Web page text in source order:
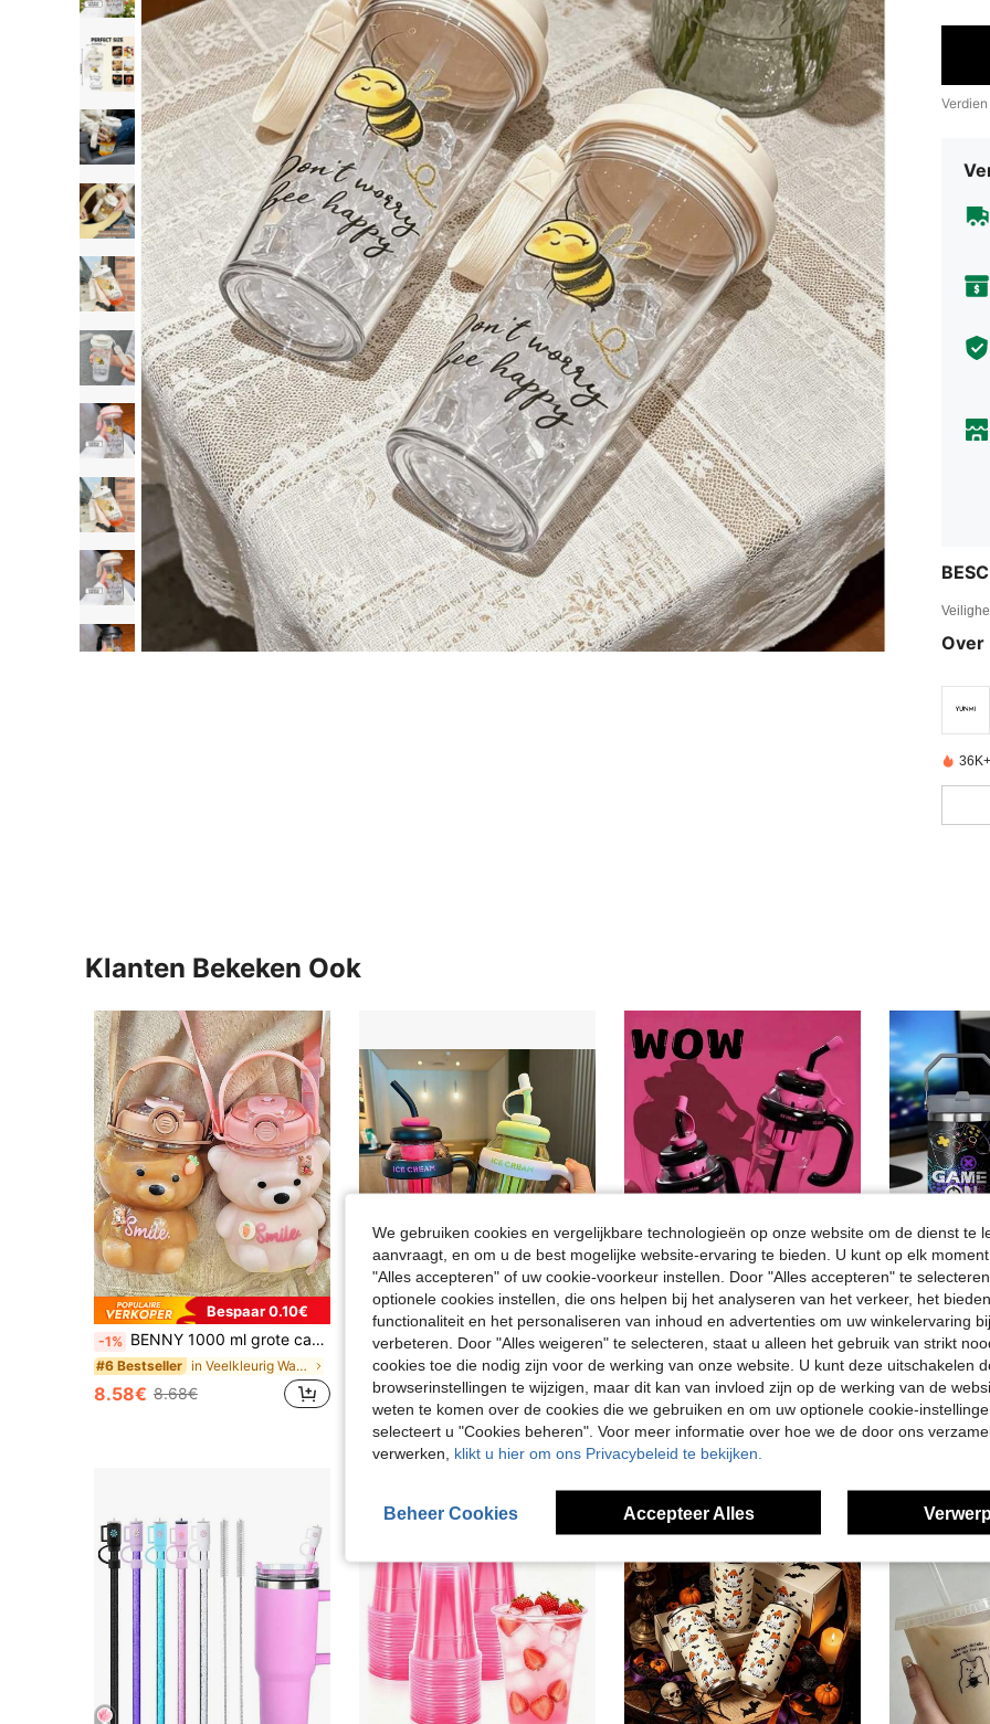
Over
Klanten Bekeken Ook
Bespaar 0.10€
-1% BENNY 1000 ml grote capaciteit rietjeswaterfles, schattige 3D cartoon beer PC-materiaal lekvrije grote buikbeker met handvat en crossbody-band, geschikt voor vrouwen, kinderen, meisjes, studenten, jonge vrouwen, dopamine internetcelebrity glimlach print plastic draagbare sportwaterfles; populair voor buiten hardlopen, fitness, kamperen, picknick, strand, zomervakantie, zomerkamp, wandelen, klimmen, muziekfestival; Valentijnsdag, carnaval, Pasen, festival, Moederdag, Kinderdag, afstudeerseizoen, zomervakantie, terug naar school, Halloween, Thanksgiving, Kerstmis, Oudjaar, Nieuwjaar, feestdag, draagbaar cadeau
#6 Bestseller in Veelkleurig Water flessen
8.58€ 8.68€
Grote waterfles voor studenten van 1300 ml/44 oz, Summer Ice King-beker, fitnessbeker Lucky Belly met schattig anti-morsrietje.
9.68€
1 stuk ijsbeker met grote inhoud, rietjesbeker in de vorm van een kat, 1200 ml sportwaterfles, plastic zomerbeker, bubble tea beker, grote ijsbeker met schattige buikvorm en rietje, waterfles voor buiten en op reis
8.79€
-1% 1 stuk 30oz roestvrijstalen beker, Game On Game-patroon
15.20€
Veel
We gebruiken cookies en vergelijkbare technologieën op onze website om de dienst te
aanvraagt, en om u de best mogelijke website-ervaring te bieden. U kunt op elk moment
"Alles accepteren" of uw cookie-voorkeur instellen. Door "Alles accepteren" te
optionele cookies instellen, die ons helpen bij het analyseren van het verkeer, het
functionaliteit en het personaliseren van inhoud en advertenties om uw winkelervaring
verbeteren. Door "Alles weigeren" te selecteren, staat u alleen het gebruik van strikt
cookies toe die nodig zijn voor de werking van onze website. U kunt deze uitschakelen
browserinstellingen te wijzigen, maar dit kan van invloed zijn op de werking van de
weten te komen over de cookies die we gebruiken en om uw optionele cookie-
selecteert u "Cookies beheren". Voor meer informatie over hoe we de door ons
verwerken, klikt u hier om ons Privacybeleid te bekijken.
Beheer Cookies Accepteer Alles